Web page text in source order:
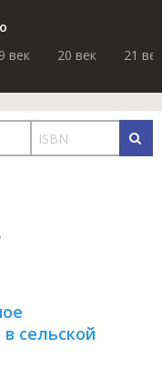
век 20 век 21 век
сельской